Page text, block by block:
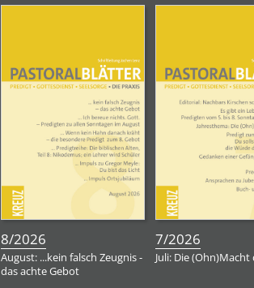
8/2026
August: ...kein falsch Zeugnis -
das achte Gebot
7/2026
Juli: Die